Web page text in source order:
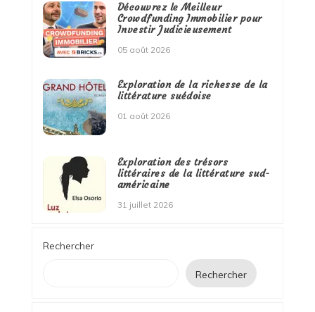
Découvrez le Meilleur
Crowdfunding Immobilier pour
Investir Judicieusement
05 août 2026
Exploration de la richesse de la
littérature suédoise
01 août 2026
Exploration des trésors
littéraires de la littérature sud-
américaine
31 juillet 2026
Rechercher
Rechercher